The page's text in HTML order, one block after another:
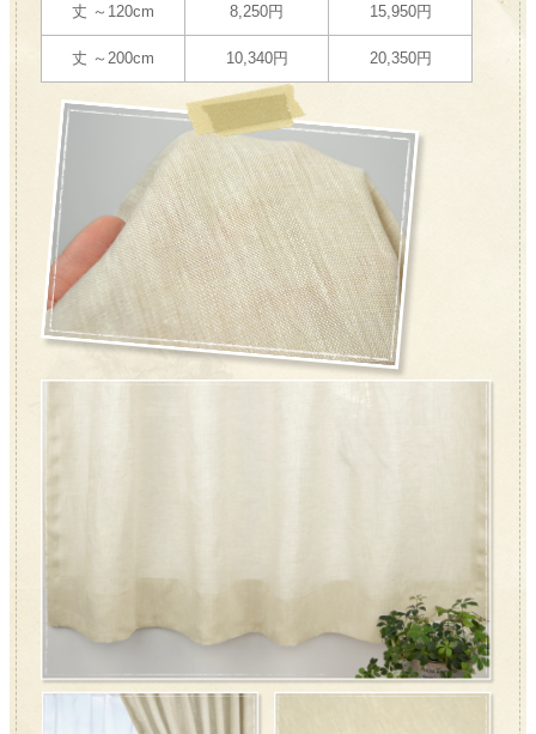
丈 ～120cm 8,250円 15,950円
丈 ～200cm 10,340円 20,350円